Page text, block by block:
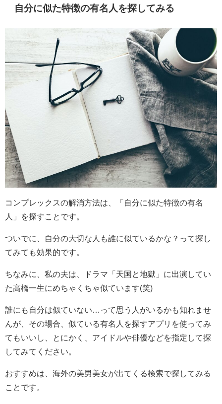
自分に似た特徴の有名人を探してみる
コンプレックスの解消方法は、「自分に似た特徴の有名
人」を探すことです。
ついでに、自分の大切な人も誰に似ているかな？って探し
てみても効果的です。
ちなみに、私の夫は、ドラマ「天国と地獄」に出演してい
た高橋一生にめちゃくちゃ似ています(笑)
誰にも自分は似ていない…って思う人がいるかも知れませ
んが、その場合、似ている有名人を探すアプリを使ってみ
てもいいし、とにかく、アイドルや俳優などを指定して探
してみてください。
おすすめは、海外の美男美女が出てくる検索で探してみる
ことです。